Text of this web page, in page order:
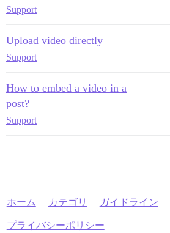
Support
Upload video directly
Support
How to embed a video in a
post?
Support
ホーム カテゴリ ガイドライン
プライバシーポリシー